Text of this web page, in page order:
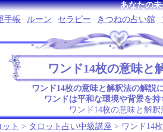
あなたの
手帳 ルーン セラピー きつねの占い館
ワンド14枚の意味と
ワンド14枚の意味と解釈法の解説
ワンドは平和な環境や背景を持
ワンド14枚の意味と解釈
ット > タロット占い中級講座 > ワンド14